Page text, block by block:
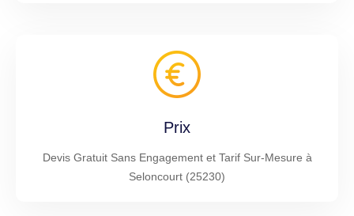
Prix
Devis Gratuit Sans Engagement et Tarif Sur-Mesure à
Seloncourt (25230)